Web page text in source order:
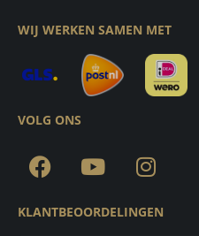
WIJ WERKEN SAMEN MET
VOLG ONS
KLANTBEOORDELINGEN